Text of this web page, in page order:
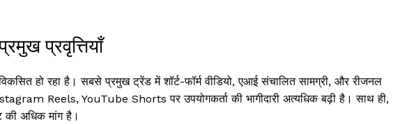
प्रवृत्तियाँ
हो रहा है। सबसे प्रमुख ट्रेंड में शॉर्ट-फॉर्म वीडियो, एआई संचालित सामग्री, और रीजनल
Reels, YouTube Shorts पर उपयोगकर्ता की भागीदारी अत्यधिक बढ़ी है। साथ ही,
की अधिक मांग है।